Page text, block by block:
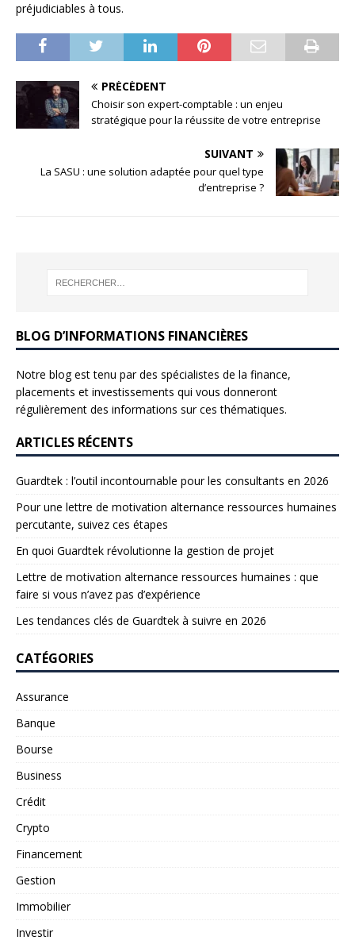
préjudiciables à tous.
PRÉCÉDENT
Choisir son expert-comptable : un enjeu
stratégique pour la réussite de votre entreprise
SUIVANT
La SASU : une solution adaptée pour quel type
d’entreprise ?
BLOG D’INFORMATIONS FINANCIÈRES
Notre blog est tenu par des spécialistes de la finance,
placements et investissements qui vous donneront
régulièrement des informations sur ces thématiques.
ARTICLES RÉCENTS
Guardtek : l’outil incontournable pour les consultants en 2026
Pour une lettre de motivation alternance ressources humaines
percutante, suivez ces étapes
En quoi Guardtek révolutionne la gestion de projet
Lettre de motivation alternance ressources humaines : que
faire si vous n’avez pas d’expérience
Les tendances clés de Guardtek à suivre en 2026
CATÉGORIES
Assurance
Banque
Bourse
Business
Crédit
Crypto
Financement
Gestion
Immobilier
Investir